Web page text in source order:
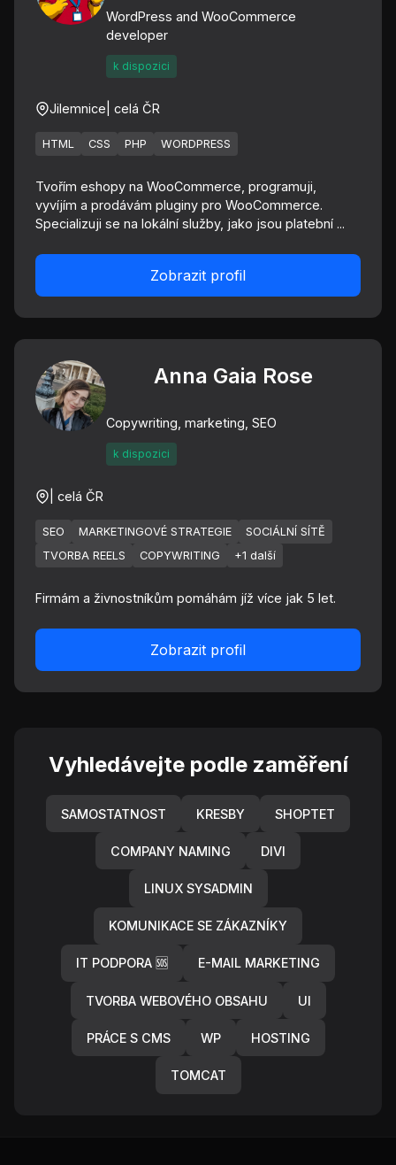
WordPress and WooCommerce
developer
k dispozici
Jilemnice | celá ČR
HTML CSS PHP WORDPRESS
Tvořím eshopy na WooCommerce, programuji,
vyvíjím a prodávám pluginy pro WooCommerce.
Specializuji se na lokální služby, jako jsou platební ...
Zobrazit profil
Anna Gaia Rose
Copywriting, marketing, SEO
k dispozici
| celá ČR
SEO MARKETINGOVÉ STRATEGIE
SOCIÁLNÍ SÍTĚ
TVORBA REELS
COPYWRITING +1 další
Firmám a živnostníkům pomáhám jíž více jak 5 let.
Zobrazit profil
Vyhledávejte podle zaměření
SAMOSTATNOST KRESBY SHOPTET
COMPANY NAMING DIVI
LINUX SYSADMIN
KOMUNIKACE SE ZÁKAZNÍKY
IT PODPORA 🆘 E-MAIL MARKETING
TVORBA WEBOVÉHO OBSAHU UI
PRÁCE S CMS WP HOSTING
TOMCAT